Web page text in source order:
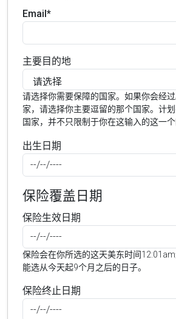
Email*
主要目的地
请选择你需要保障的国家。如果你会经
家，请选择你主要逗留的那个国家。计
国家，并不只限制于你在这输入的这一个
出生日期
保险覆盖日期
保险生效日期
保险会在你所选的这天美东时间
能选从今天起9个月之后的日子。
保险终止日期